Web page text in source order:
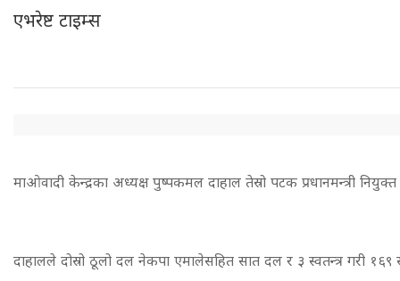
एभरेष्ट टाइम्स
माओवादी केन्द्रका अध्यक्ष पुष्पकमल दाहाल तेस्रो पटक प्रधानमन्त्री
दाहालले दोस्रो ठूलो दल नेकपा एमालेसहित सात दल र ३ स्वतन्त्र गरी १६९